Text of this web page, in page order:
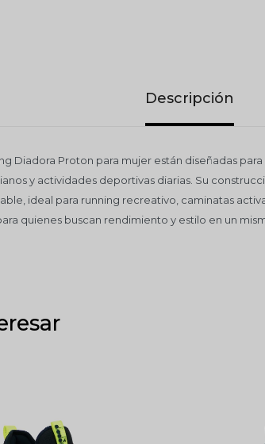
Descripción
Diadora Proton para mujer están diseñadas
y actividades deportivas diarias. Su
ideal para running recreativo, caminatas
quienes buscan rendimiento y estilo en un